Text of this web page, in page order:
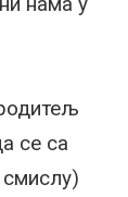
се са